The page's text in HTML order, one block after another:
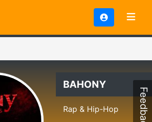
BAHONY
Rap & Hip-Hop Feedback